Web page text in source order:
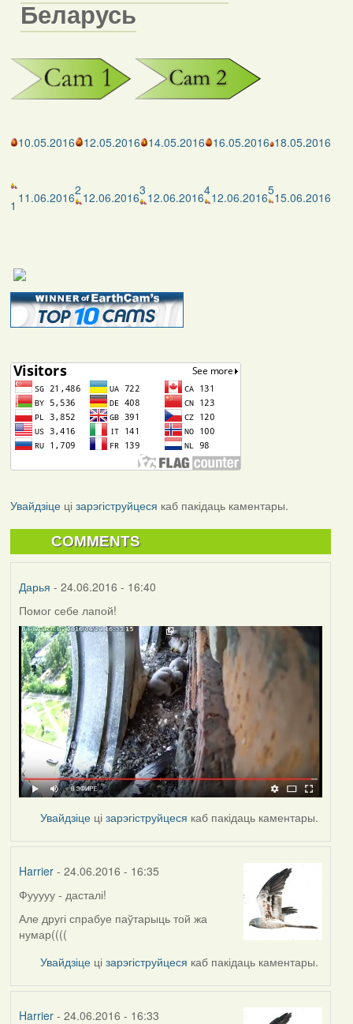
Беларусь
10.05.2016 12.05.2016 14.05.2016 16.05.2016 18.05.2016
1 11.06.20162 12.06.20163 12.06.2016412.06.2016515.06.2016
Увайдзіцеці зарэгіструйцеся каб пакідаць каментары.
COMMENTS
Дарья - 24.06.2016 - 16:40
Помог себе лапой!
Увайдзіце цізарэгіструйцеся каб пакідаць каментары.
Harrier- 24.06.2016 - 16:35
Фууууу - дасталі!
Але другі спрабуе паўтарыць той жа
нумар((((
Увайдзіце цізарэгіструйцеся каб пакідаць каментары.
Harrier- 24.06.2016 - 16:33